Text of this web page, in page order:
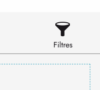
Filtres